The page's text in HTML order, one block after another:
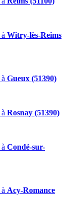
à Witry-lès-Reims
à Gueux (51390)
à Rosnay (51390)
à Condé-sur-
à Acy-Romance